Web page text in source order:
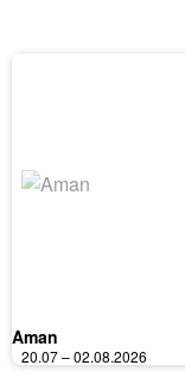
Aman
20.07 – 02.08.2026